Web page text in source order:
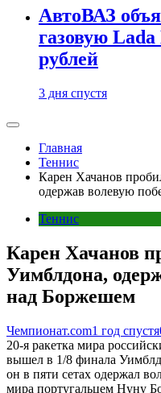
АвтоВАЗ
газовую
рублей
3 дня спустя
Главная
Теннис
Карен Хачанов
одержав волевую
Теннис
Карен Хачанов
Уимблдона,
над Боржешем
Чемпионат.com1 год спустя
20-я ракетка мира
вышел в 1/8 финала
он в пяти сетах одержал
мира португальцем Нуну